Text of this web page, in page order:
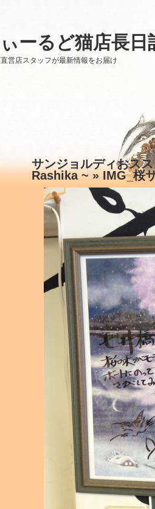
ーるど猫店長日
営店スタッフが最新情報をお届け
サンジョルディおス
Rashika ~» IMG_桜